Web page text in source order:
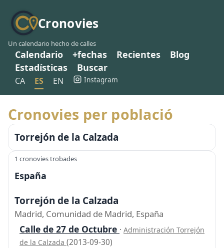
Cronovies
Un calendario hecho de calles
Calendario +fechas Recientes
Blog
Estadísticas
Buscar
CA ES EN Instagram
Cronovies per població
Torrejón de la Calzada
1 cronovies trobades
España
Torrejón de la Calzada
Madrid, Comunidad de Madrid, España
Calle de 27 de Octubre · Administración Torrejón
de la Calzada (2013-09-30)